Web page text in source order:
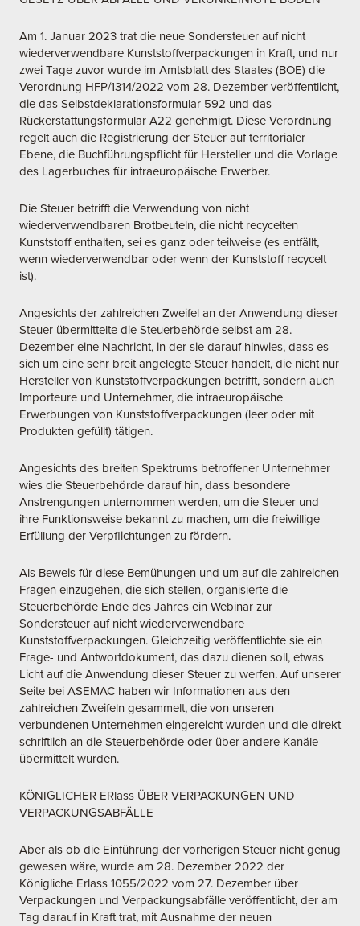
Am 1. Januar 2023 trat die neue Sondersteuer auf nicht
wiederverwendbare Kunststoffverpackungen in Kraft, und nur
zwei Tage zuvor wurde im Amtsblatt des Staates (BOE) die
Verordnung HFP/1314/2022 vom 28. Dezember veröffentlicht,
die das Selbstdeklarationsformular 592 und das
Rückerstattungsformular A22 genehmigt. Diese Verordnung
regelt auch die Registrierung der Steuer auf territorialer
Ebene, die Buchführungspflicht für Hersteller und die Vorlage
des Lagerbuches für intraeuropäische Erwerber.
Die Steuer betrifft die Verwendung von nicht
wiederverwendbaren Brotbeuteln, die nicht recycelten
Kunststoff enthalten, sei es ganz oder teilweise (es entfällt,
wenn wiederverwendbar oder wenn der Kunststoff recycelt
ist).
Angesichts der zahlreichen Zweifel an der Anwendung dieser
Steuer übermittelte die Steuerbehörde selbst am 28.
Dezember eine Nachricht, in der sie darauf hinwies, dass es
sich um eine sehr breit angelegte Steuer handelt, die nicht nur
Hersteller von Kunststoffverpackungen betrifft, sondern auch
Importeure und Unternehmer, die intraeuropäische
Erwerbungen von Kunststoffverpackungen (leer oder mit
Produkten gefüllt) tätigen.
Angesichts des breiten Spektrums betroffener Unternehmer
wies die Steuerbehörde darauf hin, dass besondere
Anstrengungen unternommen werden, um die Steuer und
ihre Funktionsweise bekannt zu machen, um die freiwillige
Erfüllung der Verpflichtungen zu fördern.
Als Beweis für diese Bemühungen und um auf die zahlreichen
Fragen einzugehen, die sich stellen, organisierte die
Steuerbehörde Ende des Jahres ein Webinar zur
Sondersteuer auf nicht wiederverwendbare
Kunststoffverpackungen. Gleichzeitig veröffentlichte sie ein
Frage- und Antwortdokument, das dazu dienen soll, etwas
Licht auf die Anwendung dieser Steuer zu werfen. Auf unserer
Seite bei ASEMAC haben wir Informationen aus den
zahlreichen Zweifeln gesammelt, die von unseren
verbundenen Unternehmen eingereicht wurden und die direkt
schriftlich an die Steuerbehörde oder über andere Kanäle
übermittelt wurden.
KÖNIGLICHER ERlass ÜBER VERPACKUNGEN UND
VERPACKUNGSABFÄLLE
Aber als ob die Einführung der vorherigen Steuer nicht genug
gewesen wäre, wurde am 28. Dezember 2022 der
Königliche Erlass 1055/2022 vom 27. Dezember über
Verpackungen und Verpackungsabfälle veröffentlicht, der am
Tag darauf in Kraft trat, mit Ausnahme der neuen